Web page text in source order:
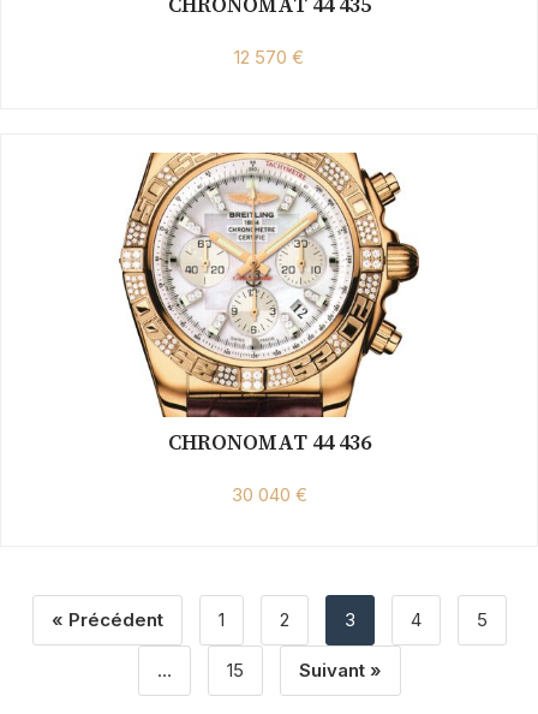
12 570 €
CHRONOMAT 44 436
30 040 €
« Précédent 1 2 3 4 5
… 15 Suivant »